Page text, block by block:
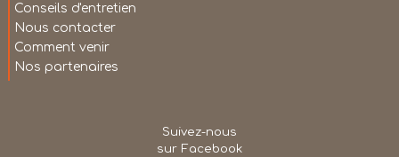
Conseils d'entretien
Nous contacter
Comment venir
Nos partenaires
Suivez-nous
sur Facebook